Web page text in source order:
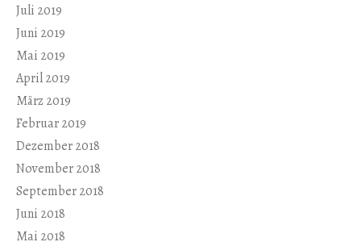
Juli 2019
Juni 2019
Mai 2019
April 2019
März 2019
Februar 2019
Dezember 2018
November 2018
September 2018
Juni 2018
Mai 2018